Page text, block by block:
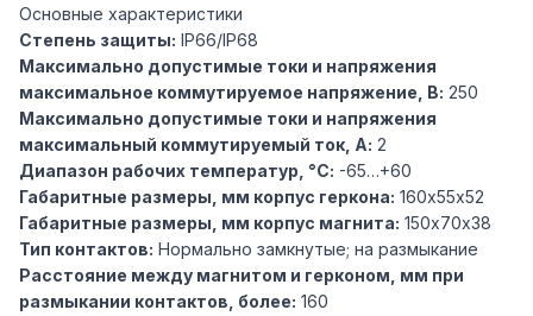
Основные характеристики
Степень защиты: IP66/IP68
Максимально допустимые токи и напряжения
максимальное коммутируемое напряжение, В: 250
Максимально допустимые токи и напряжения
максимальный коммутируемый ток, А: 2
Диапазон рабочих температур, °С: -65…+60
Габаритные размеры, мм корпус геркона: 160х55х52
Габаритные размеры, мм корпус магнита: 150х70х38
Тип контактов: Нормально замкнутые; на размыкание
Расстояние между магнитом и герконом, мм при
размыкании контактов, более: 160